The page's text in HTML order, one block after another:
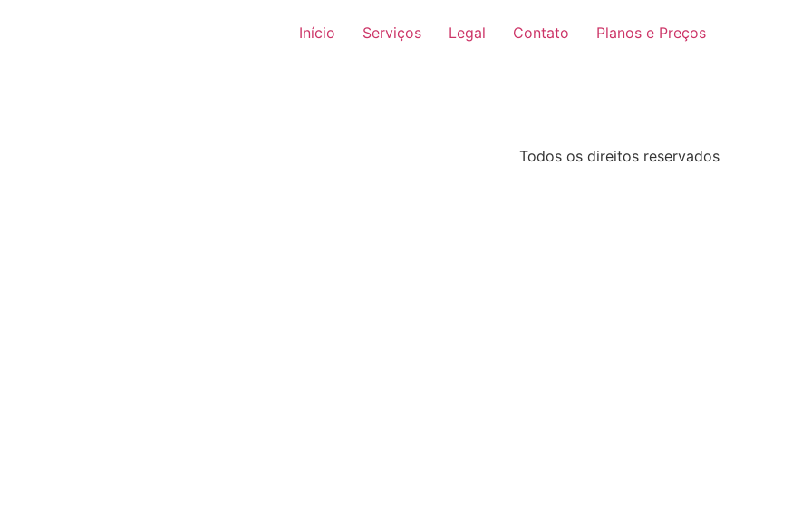
Início Serviços Legal Contato Planos e Preços
Todos os direitos reservados